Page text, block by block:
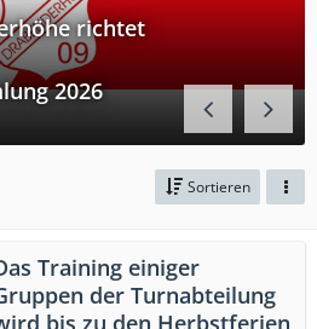
richtet
2026
Sortieren
Training einiger
der Turnabteilung
bis zu den Herbstferien